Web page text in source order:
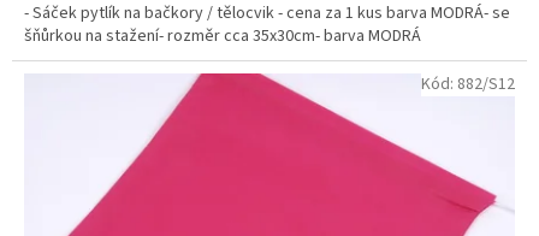
- Sáček pytlík na bačkory / tělocvik - cena za 1 kus barva MODRÁ- se
šňůrkou na stažení- rozměr cca 35x30cm- barva MODRÁ
Kód: 882/S12